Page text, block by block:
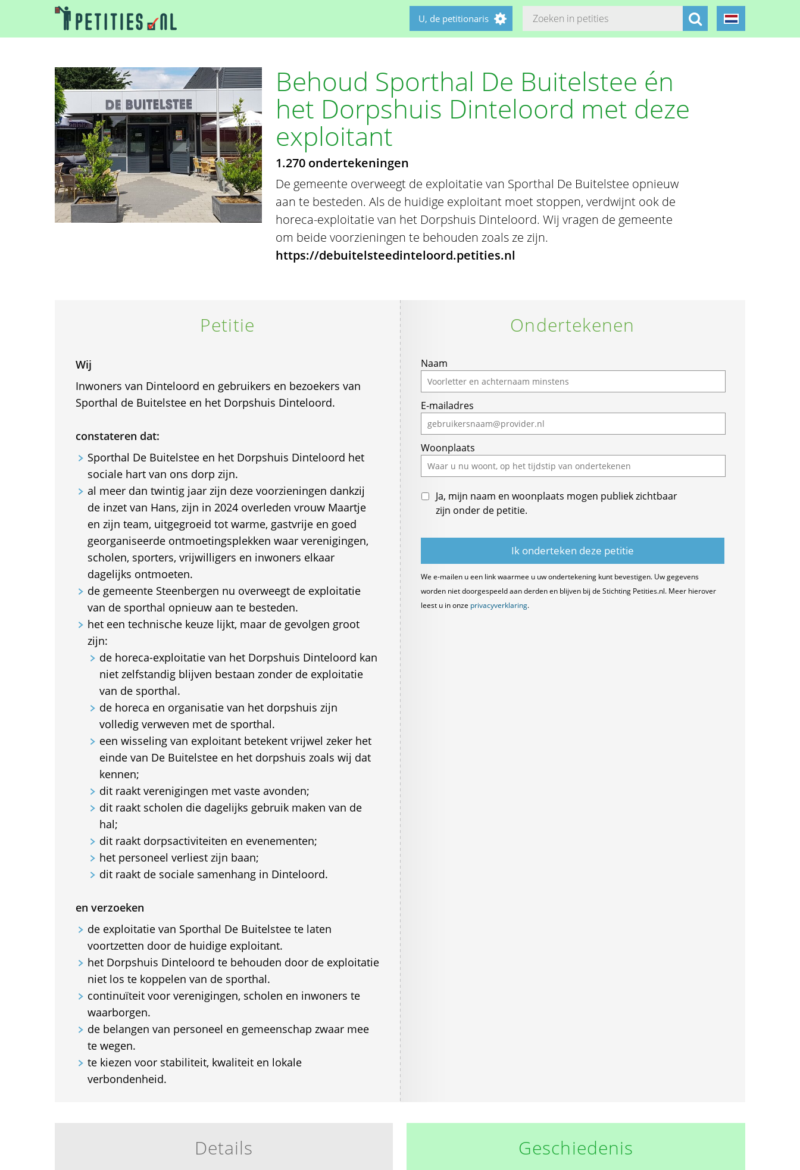
U, de petitionaris
Behoud Sporthal De Buitelstee én
het Dorpshuis Dinteloord met deze
exploitant
1.270 ondertekeningen
De gemeente overweegt de exploitatie van Sporthal De Buitelstee opnieuw
aan te besteden. Als de huidige exploitant moet stoppen, verdwijnt ook de
horeca-exploitatie van het Dorpshuis Dinteloord. Wij vragen de gemeente
om beide voorzieningen te behouden zoals ze zijn.
https://debuitelsteedinteloord.petities.nl
Petitie
Wij
Inwoners van Dinteloord en gebruikers en bezoekers van
Sporthal de Buitelstee en het Dorpshuis Dinteloord.
constateren dat:
Sporthal De Buitelstee en het Dorpshuis Dinteloord het
sociale hart van ons dorp zijn.
al meer dan twintig jaar zijn deze voorzieningen dankzij
de inzet van Hans, zijn in 2024 overleden vrouw Maartje
en zijn team, uitgegroeid tot warme, gastvrije en goed
georganiseerde ontmoetingsplekken waar verenigingen,
scholen, sporters, vrijwilligers en inwoners elkaar
dagelijks ontmoeten.
de gemeente Steenbergen nu overweegt de exploitatie
van de sporthal opnieuw aan te besteden.
het een technische keuze lijkt, maar de gevolgen groot
zijn:
de horeca-exploitatie van het Dorpshuis Dinteloord kan
niet zelfstandig blijven bestaan zonder de exploitatie
van de sporthal.
de horeca en organisatie van het dorpshuis zijn
volledig verweven met de sporthal.
een wisseling van exploitant betekent vrijwel zeker het
einde van De Buitelstee en het dorpshuis zoals wij dat
kennen;
dit raakt verenigingen met vaste avonden;
dit raakt scholen die dagelijks gebruik maken van de
hal;
dit raakt dorpsactiviteiten en evenementen;
het personeel verliest zijn baan;
dit raakt de sociale samenhang in Dinteloord.
en verzoeken
de exploitatie van Sporthal De Buitelstee te laten
voortzetten door de huidige exploitant.
het Dorpshuis Dinteloord te behouden door de exploitatie
niet los te koppelen van de sporthal.
continuïteit voor verenigingen, scholen en inwoners te
waarborgen.
de belangen van personeel en gemeenschap zwaar mee
te wegen.
te kiezen voor stabiliteit, kwaliteit en lokale
verbondenheid.
Ondertekenen
Naam
E-mailadres
Woonplaats
Ja, mijn naam en woonplaats mogen publiek zichtbaar
zijn onder de petitie.
We e-mailen u een link waarmee u uw ondertekening kunt bevestigen. Uw gegevens
worden niet doorgespeeld aan derden en blijven bij de Stichting Petities.nl. Meer hierover
leest u in onze privacyverklaring.
Details Geschiedenis